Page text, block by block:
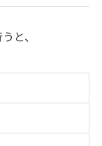
農業･林業
漁業
コロナ関連
と、